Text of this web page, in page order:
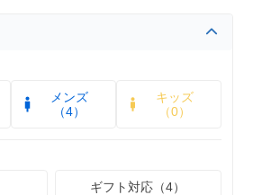
メンズ
（4）
キッズ
（0）
ギフト対応（4）